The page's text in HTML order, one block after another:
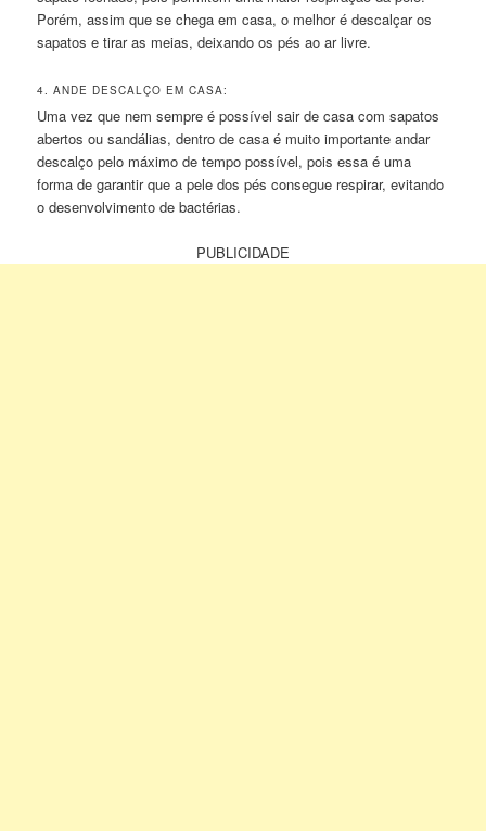
Porém, assim que se chega em casa, o melhor é descalçar os
sapatos e tirar as meias, deixando os pés ao ar livre.
4. ANDE DESCALÇO EM CASA:
Uma vez que nem sempre é possível sair de casa com sapatos
abertos ou sandálias, dentro de casa é muito importante andar
descalço pelo máximo de tempo possível, pois essa é uma
forma de garantir que a pele dos pés consegue respirar, evitando
o desenvolvimento de bactérias.
PUBLICIDADE